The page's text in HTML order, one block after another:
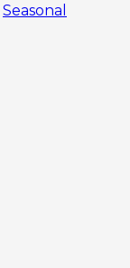
Seasonal